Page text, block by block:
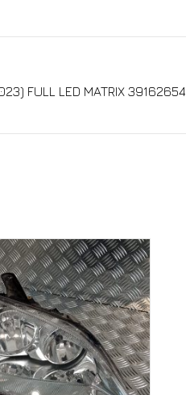
FULL LED MATRIX 39162654